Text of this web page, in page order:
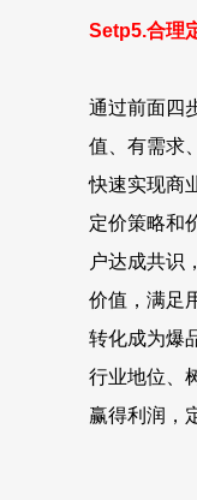
Setp5.合理
通过前面四
值、有需求
快速实现商
定价策略和
户达成共识
价值，满足
转化成为爆
行业地位、
赢得利润，